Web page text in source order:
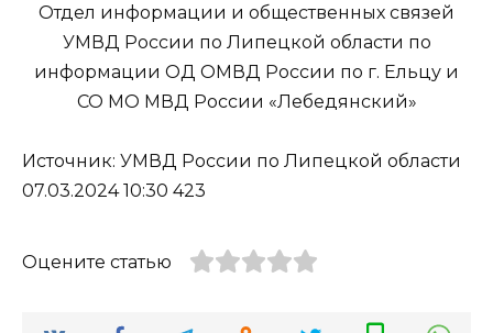
Отдел информации и общественных связей
УМВД России по Липецкой области по
информации ОД ОМВД России по г. Ельцу и
СО МО МВД России «Лебедянский»
Источник: УМВД России по Липецкой области
07.03.2024 10:30 423
Оцените статью